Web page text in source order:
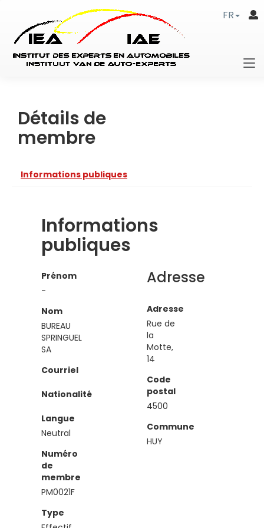
FR
Détails de
membre
Informations publiques
Informations
publiques
Prénom
-
Nom
BUREAU
SPRINGUEL
SA
Courriel
Nationalité
Langue
Neutral
Numéro
de
membre
PM0021F
Type
Adresse
Adresse
Rue de
la
Motte,
14
Code
postal
4500
Commune
HUY